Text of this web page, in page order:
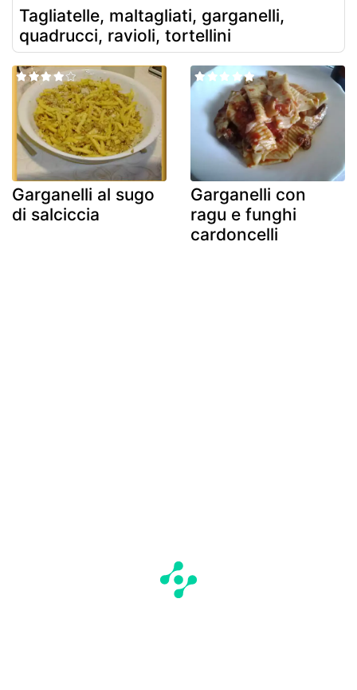
Tagliatelle, maltagliati, garganelli,
quadrucci, ravioli, tortellini
Garganelli al sugo
di salciccia
Garganelli con
ragu e funghi
cardoncelli